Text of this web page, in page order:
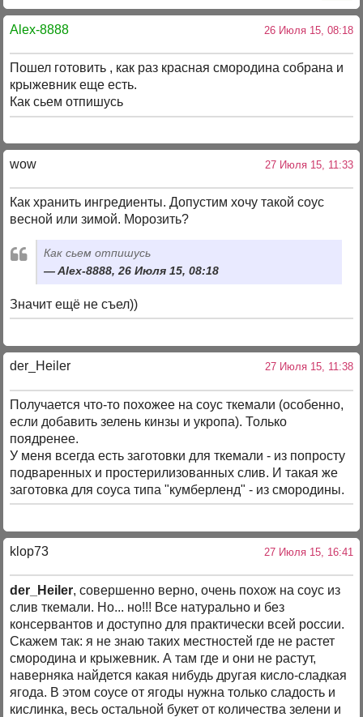
Alex-8888 26 Июля 15, 08:18
Пошел готовить , как раз красная смородина собрана и
крыжевник еще есть.
Как сьем отпишусь
wow 27 Июля 15, 11:33
Как хранить ингредиенты. Допустим хочу такой соус
весной или зимой. Морозить?
Как сьем отпишусь
Alex-8888, 26 Июля 15, 08:18
Значит ещё не съел))
der_Heiler 27 Июля 15, 11:38
Получается что-то похожее на соус ткемали (особенно,
если добавить зелень кинзы и укропа). Только
поядренее.
У меня всегда есть заготовки для ткемали - из попросту
подваренных и простерилизованных слив. И такая же
заготовка для соуса типа "кумберленд" - из смородины.
klop73 27 Июля 15, 16:41
der_Heiler, совершенно верно, очень похож на соус из
слив ткемали. Но... но!!! Все натурально и без
консервантов и доступно для практически всей россии.
Скажем так: я не знаю таких местностей где не растет
смородина и крыжевник. А там где и они не растут,
наверняка найдется какая нибудь другая кисло-сладкая
ягода. В этом соусе от ягоды нужна только сладость и
кислинка, весь остальной букет от количества зелени и